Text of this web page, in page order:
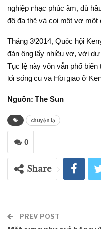
nghiệp nhạc phúc âm, dù
độ đa thê và coi một vợ một
Tháng 3/2014, Quốc hội
đàn ông lấy nhiều vợ, với
Tục lệ này vốn vẫn phổ
lối sống cũ và Hồi giáo ở
Nguồn: The Sun
chuyện lạ
0
Share
PREV POST